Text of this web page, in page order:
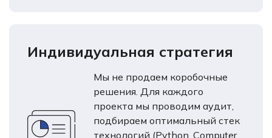
Индивидуальная стратегия
Мы не продаем коробочные
решения. Для каждого
проекта мы проводим аудит,
подбираем оптимальный стек
технологий (Python, Computer